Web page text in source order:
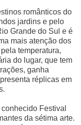
românticos do
jardins e pelo
Grande do Sul e é
mais atenção dos
temperatura,
do lugar, que tem
ganha
réplicas em
Festival
da sétima arte.